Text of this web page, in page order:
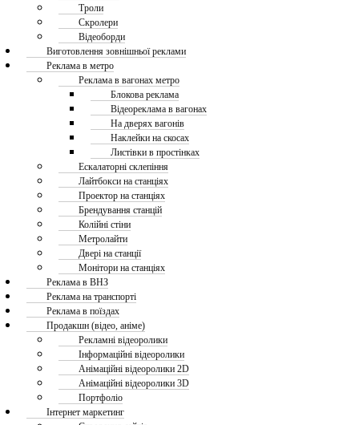
Троли
Скролери
Відеоборди
Виготовлення зовнішньої реклами
Реклама в метро
Реклама в вагонах метро
Блокова реклама
Відеореклама в вагонах
На дверях вагонів
Наклейки на скосах
Листівки в простінках
Ескалаторні склепіння
Лайтбокси на станціях
Проектор на станціях
Брендування станцій
Колійні стіни
Метролайти
Двері на станції
Монітори на станціях
Реклама в ВНЗ
Реклама на транспорті
Реклама в поїздах
Продакшн (відео, аніме)
Рекламні відеоролики
Інформаційні відеоролики
Анімаційні відеоролики 2D
Анімаційні відеоролики 3D
Портфоліо
Інтернет маркетинг